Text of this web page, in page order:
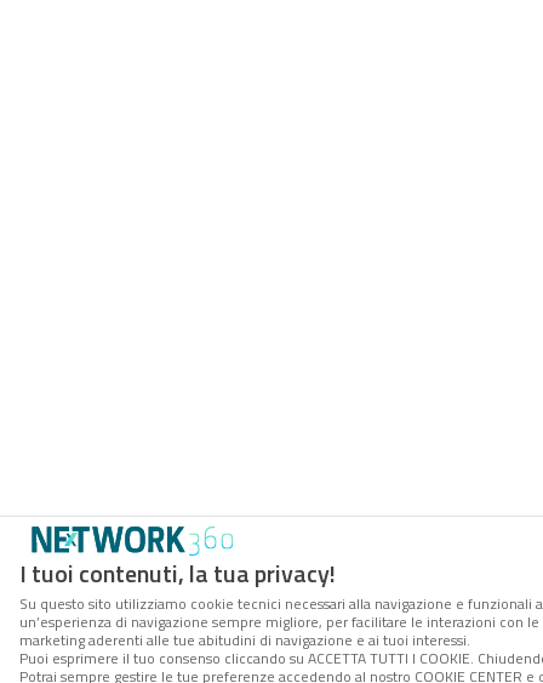
I tuoi contenuti, la tua privacy!
Su questo sito utilizziamo cookie tecnici necessari alla navigazione e
un’esperienza di navigazione sempre migliore, per facilitare le interazioni con
marketing aderenti alle tue abitudini di navigazione e ai tuoi interessi.
Puoi esprimere il tuo consenso cliccando su ACCETTA TUTTI I COOKIE.
Potrai sempre gestire le tue preferenze accedendo al nostro COOKIE